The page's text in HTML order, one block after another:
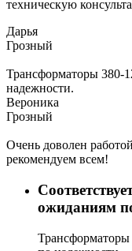
техническую
Дарья
Грозный
Трансформаторы 380-
надежности.
Вероника
Грозный
Очень доволен
рекомендуем всем!
ожиданиям